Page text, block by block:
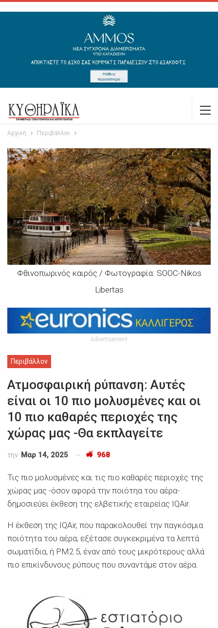
Αρχική Περιβάλλον
Φθινοπωρινός καιρός / Φωτογραφία: SOOC-Nikos
Libertas
Advertisement
Περιβάλλον
Ατμοσφαιρική ρύπανση: Αυτές
είναι οι 10 πιο μολυσμένες και οι
10 πιο καθαρές περιοχές της
χώρας μας -Θα εκπλαγείτε
την Μαρ 14, 2025 968
Τις πιο μολυσμένες και τις πιο καθαρές περιοχές της
χώρας μας -όσον αφορά την ποιότηα του αέρα-
δημοσιεύει έκθεση της ελβετικής εταιρείας IQAir.
Η έκθεση της IQAir, που παρακολουθεί την παγκόσμια
ποιότητα του αέρα, εξέτασε συγκεκριμένα τα λεπτά
σωματίδια, ή PM2.5, έναν από τους μικρότερους αλλά
πιο επικίνδυνους ρύπους που συναντάμε στον αέρα.